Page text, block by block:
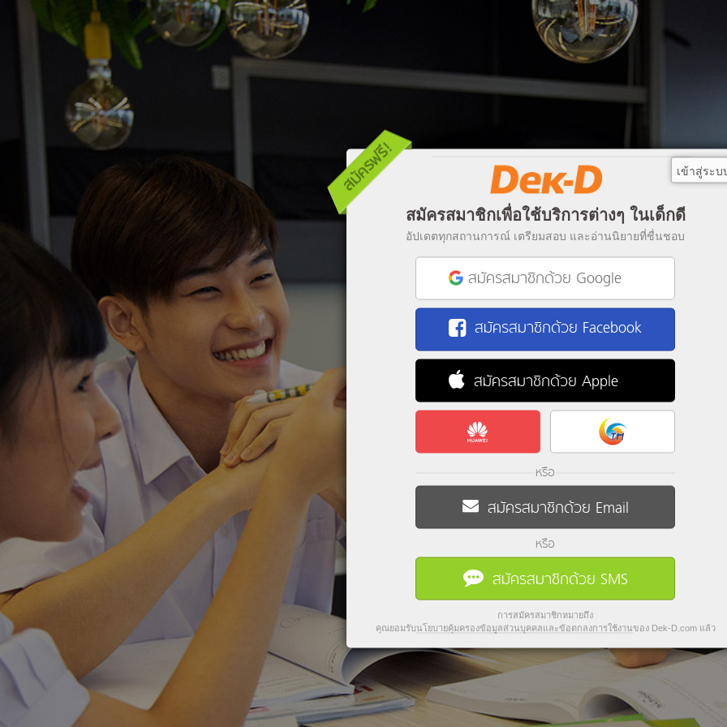
สมัครสมาชิกเพื่อใช้บริการต่างๆ ในเด็กดี
อัปเดตทุกสถานการณ์ เตรียมสอบ และอ่านนิยายที่ชื่นชอบ
สมัครสมาชิกด้วย Google
สมัครสมาชิกด้วย Facebook
สมัครสมาชิกด้วย Apple
หรือ
สมัครสมาชิกด้วย Email
หรือ
สมัครสมาชิกด้วย SMS
การสมัครสมาชิกหมายถึง
คุณยอมรับนโยบายคุ้มครองข้อมูลส่วนบุคคลและข้อตกลงการใช้งานของ Dek-D.com แล้ว
เข้าสู่ระบ